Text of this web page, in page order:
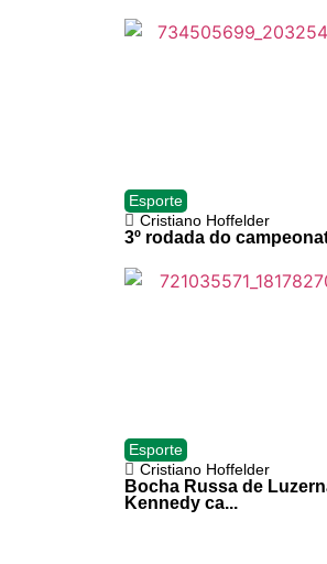
Esporte
Cristiano Hoffelder
3º rodada do
Esporte
Cristiano Hoffelder
Bocha Russa de
Kennedy ca...